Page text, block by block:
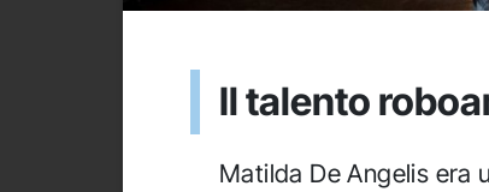
Il talento
Matilda De Angelis era